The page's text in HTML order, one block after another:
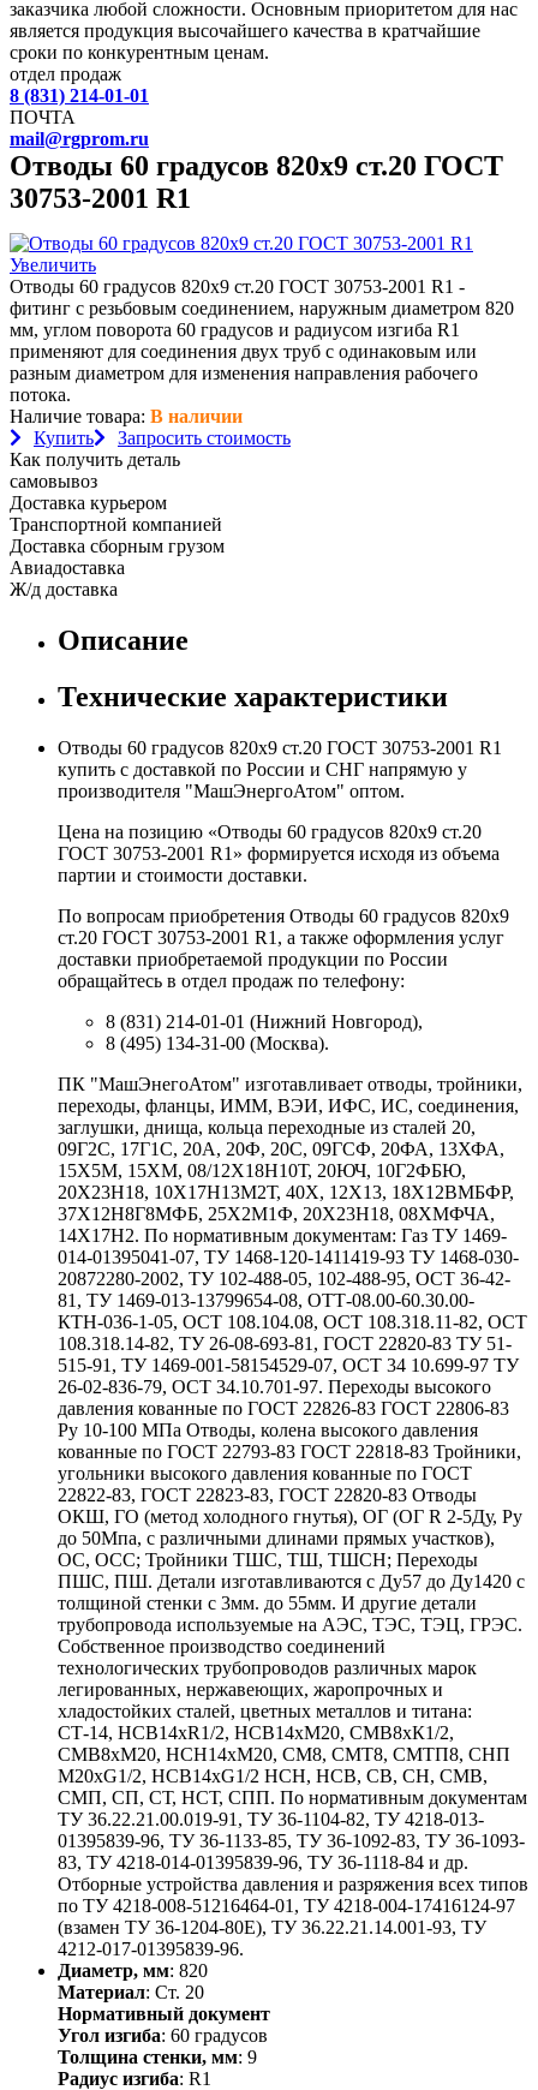
заказчика любой сложности. Основным приоритетом для нас
является продукция высочайшего качества в кратчайшие
сроки по конкурентным ценам.
отдел продаж
8 (831) 214-01-01
ПОЧТА
mail@rgprom.ru
Отводы 60 градусов 820х9 ст.20 ГОСТ
30753-2001 R1
Увеличить
Отводы 60 градусов 820х9 ст.20 ГОСТ 30753-2001 R1 -
фитинг с резьбовым соединением, наружным диаметром 820
мм, углом поворота 60 градусов и радиусом изгиба R1
применяют для соединения двух труб с одинаковым или
разным диаметром для изменения направления рабочего
потока.
Наличие товара: В наличии
Купить
Запросить стоимость
Как получить деталь
самовывоз
Доставка курьером
Транспортной компанией
Доставка сборным грузом
Авиадоставка
Ж/д доставка
Описание
Технические характеристики
Отводы 60 градусов 820х9 ст.20 ГОСТ 30753-2001 R1
купить с доставкой по России и СНГ напрямую у
производителя "МашЭнергоАтом" оптом.
Цена на позицию «Отводы 60 градусов 820х9 ст.20
ГОСТ 30753-2001 R1» формируется исходя из объема
партии и стоимости доставки.
По вопросам приобретения Отводы 60 градусов 820х9
ст.20 ГОСТ 30753-2001 R1, а также оформления услуг
доставки приобретаемой продукции по России
обращайтесь в отдел продаж по телефону:
8 (831) 214-01-01 (Нижний Новгород),
8 (495) 134-31-00 (Москва).
ПК "МашЭнегоАтом" изготавливает отводы, тройники,
переходы, фланцы, ИММ, ВЭИ, ИФС, ИС, соединения,
заглушки, днища, кольца переходные из сталей 20,
09Г2С, 17Г1С, 20А, 20Ф, 20С, 09ГСФ, 20ФА, 13ХФА,
15Х5М, 15ХМ, 08/12Х18Н10Т, 20ЮЧ, 10Г2ФБЮ,
20Х23Н18, 10Х17Н13М2Т, 40Х, 12Х13, 18Х12ВМБФР,
37Х12Н8Г8МФБ, 25Х2М1Ф, 20Х23Н18, 08ХМФЧА,
14Х17Н2. По нормативным документам: Газ ТУ 1469-
014-01395041-07, ТУ 1468-120-1411419-93 ТУ 1468-030-
20872280-2002, ТУ 102-488-05, 102-488-95, ОСТ 36-42-
81, ТУ 1469-013-13799654-08, ОТТ-08.00-60.30.00-
КТН-036-1-05, ОСТ 108.104.08, ОСТ 108.318.11-82, ОСТ
108.318.14-82, ТУ 26-08-693-81, ГОСТ 22820-83 ТУ 51-
515-91, ТУ 1469-001-58154529-07, ОСТ 34 10.699-97 ТУ
26-02-836-79, ОСТ 34.10.701-97. Переходы высокого
давления кованные по ГОСТ 22826-83 ГОСТ 22806-83
Ру 10-100 МПа Отводы, колена высокого давления
кованные по ГОСТ 22793-83 ГОСТ 22818-83 Тройники,
угольники высокого давления кованные по ГОСТ
22822-83, ГОСТ 22823-83, ГОСТ 22820-83 Отводы
ОКШ, ГО (метод холодного гнутья), ОГ (ОГ R 2-5Ду, Ру
до 50Мпа, с различными длинами прямых участков),
ОС, ОСС; Тройники ТШС, ТШ, ТШСН; Переходы
ПШС, ПШ. Детали изготавливаются с Ду57 до Ду1420 с
толщиной стенки с 3мм. до 55мм. И другие детали
трубопровода используемые на АЭС, ТЭС, ТЭЦ, ГРЭС.
Собственное производство соединений
технологических трубопроводов различных марок
легированных, нержавеющих, жаропрочных и
хладостойких сталей, цветных металлов и титана:
СТ-14, НСВ14хR1/2, НСВ14хМ20, СМВ8хК1/2,
СМВ8хМ20, НСН14хМ20, СМ8, СМТ8, СМТП8, СНП
М20хG1/2, НСВ14хG1/2 НСН, НСВ, СВ, СН, СМВ,
СМП, СП, СТ, НСТ, СПП. По нормативным документам
ТУ 36.22.21.00.019-91, ТУ 36-1104-82, ТУ 4218-013-
01395839-96, ТУ 36-1133-85, ТУ 36-1092-83, ТУ 36-1093-
83, ТУ 4218-014-01395839-96, ТУ 36-1118-84 и др.
Отборные устройства давления и разряжения всех типов
по ТУ 4218-008-51216464-01, ТУ 4218-004-17416124-97
(взамен ТУ 36-1204-80Е), ТУ 36.22.21.14.001-93, ТУ
4212-017-01395839-96.
Диаметр, мм: 820
Материал: Ст. 20
Нормативный документ
Угол изгиба: 60 градусов
Толщина стенки, мм: 9
Радиус изгиба: R1